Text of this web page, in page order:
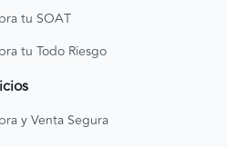
tu SOAT
tu Todo Riesgo
y Venta Segura